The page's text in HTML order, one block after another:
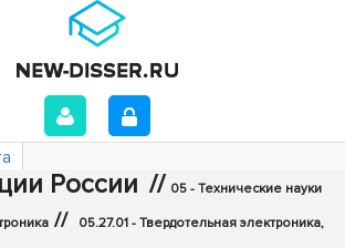
России // 05 - Технические науки
// 05.27.01 - Твердотельная электроника,